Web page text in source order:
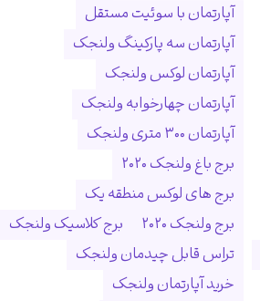
آپارتمان با سوئیت مستقل
آپارتمان سه پارکینگ ولنجک
آپارتمان لوکس ولنجک
آپارتمان چهارخوابه ولنجک
آپارتمان ۳۰۰ متری ولنجک
برج باغ ولنجک ۲۰۲۰
برج های لوکس منطقه یک
برج ولنجک ۲۰۲۰
برج کلاسیک ولنجک
تراس قابل چیدمان ولنجک
خرید آپارتمان ولنجک